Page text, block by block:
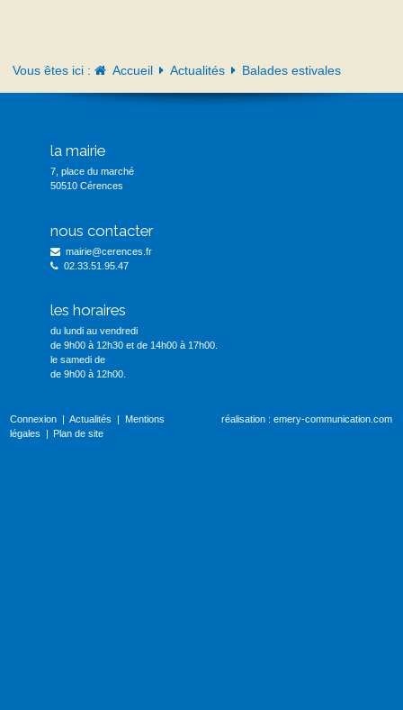
Vous êtes ici : Accueil Actualités Balades estivales
la mairie
7, place du marché
50510 Cérences
nous contacter
mairie@cerences.fr
02.33.51.95.47
les horaires
du lundi au vendredi
de 9h00 à 12h30 et de 14h00 à 17h00.
le samedi de
de 9h00 à 12h00.
Connexion Actualités
Mentions
légales
Plan de site
réalisation :emery-communication.com